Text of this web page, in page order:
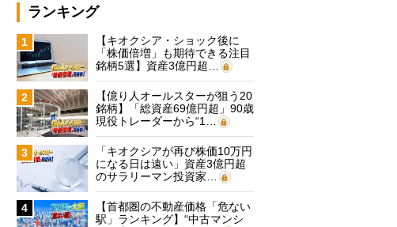
ランキング
1
【キオクシア・ショック後に
「株価倍増」も期待できる注目
銘柄5選】資産3億円超…
2
【億り人オールスターが狙う20
銘柄】「総資産69億円超」90歳
現役トレーダーから“1…
3
「キオクシアが再び株価10万円
になる日は遠い」資産3億円超
のサラリーマン投資家…
4
【首都圏の不動産価格「危ない
駅」ランキング】“中古マンシ